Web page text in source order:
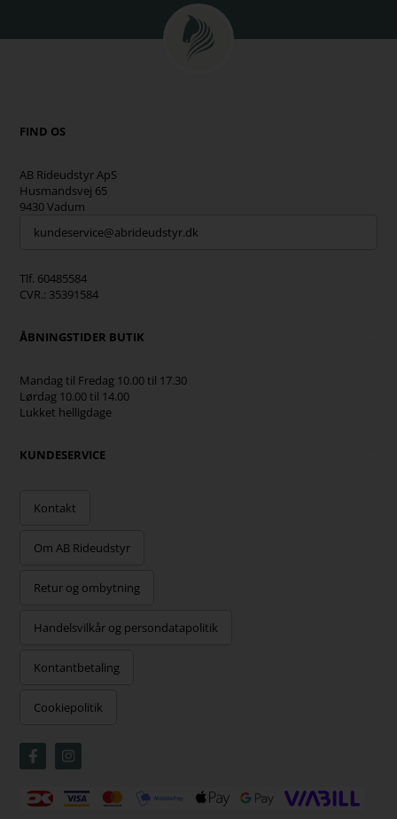
FIND OS
AB Rideudstyr ApS
Husmandsvej 65
9430 Vadum
kundeservice@abrideudstyr.dk
Tlf. 60485584
CVR.: 35391584
ÅBNINGSTIDER BUTIK
Mandag til Fredag 10.00 til 17.30
Lørdag 10.00 til 14.00
Lukket helligdage
KUNDESERVICE
Kontakt
Om AB Rideudstyr
Retur og ombytning
Handelsvilkår og persondatapolitik
Kontantbetaling
Cookiepolitik